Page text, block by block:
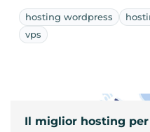
hosting wordpress
vps
Il miglior hosting